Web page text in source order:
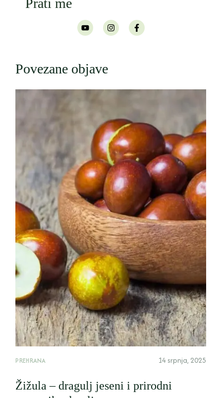
Prati me
Povezane objave
PREHRANA 14 srpnja, 2025
Žižula – dragulj jeseni i prirodni